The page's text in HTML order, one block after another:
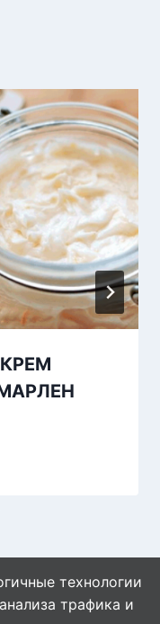
технологии
трафика и